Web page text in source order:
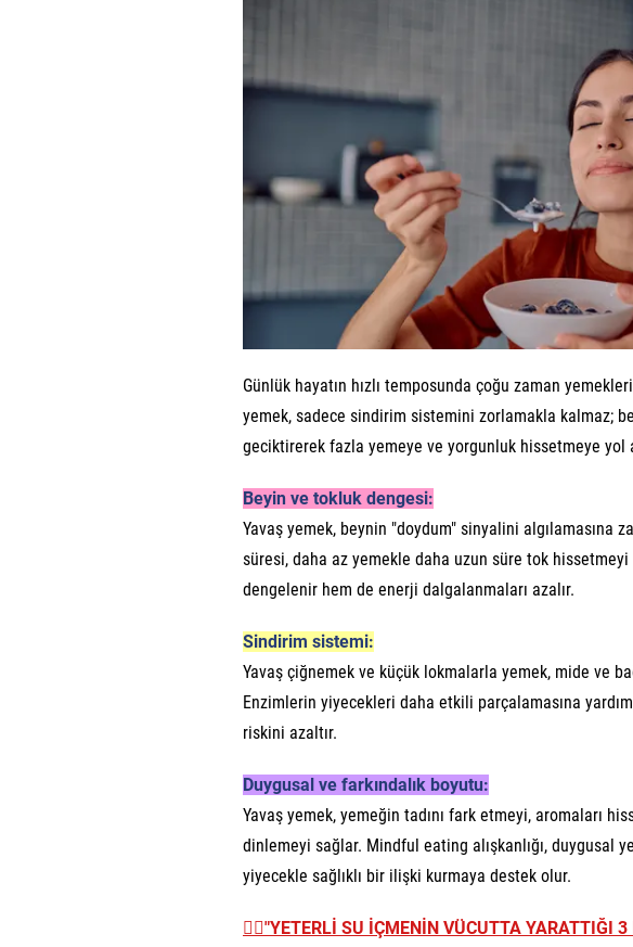
Günlük hayatın hızlı temposunda çoğu zaman
yemek, sadece sindirim sistemini zorlamakla kalmaz;
geciktirerek fazla yemeye ve yorgunluk hissetmeye yol
Beyin ve tokluk dengesi:
Yavaş yemek, beynin "doydum" sinyalini algılamasına
süresi, daha az yemekle daha uzun süre tok hissetmeyi
dengelenir hem de enerji dalgalanmaları azalır.
Sindirim sistemi:
Yavaş çiğnemek ve küçük lokmalarla yemek, mide ve
Enzimlerin yiyecekleri daha etkili parçalamasına
riskini azaltır.
Duygusal ve farkındalık boyutu:
Yavaş yemek, yemeğin tadını fark etmeyi, aromaları
dinlemeyi sağlar. Mindful eating alışkanlığı, duygusal
yiyecekle sağlıklı bir ilişki kurmaya destek olur.
👉🏼"YETERLİ SU İÇMENİN VÜCUTTA YARATTIĞI